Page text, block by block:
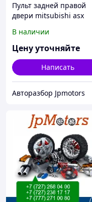
Пульт задней правой
двери mitsubishi asx
В наличии
Цену уточняйте
Написать
Авторазбор Jpmotors